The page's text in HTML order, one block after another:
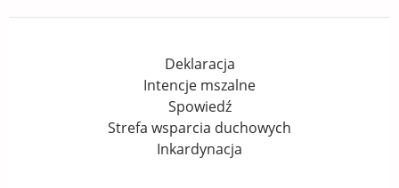
Deklaracja
Intencje mszalne
Spowiedź
Strefa wsparcia duchowych
Inkardynacja